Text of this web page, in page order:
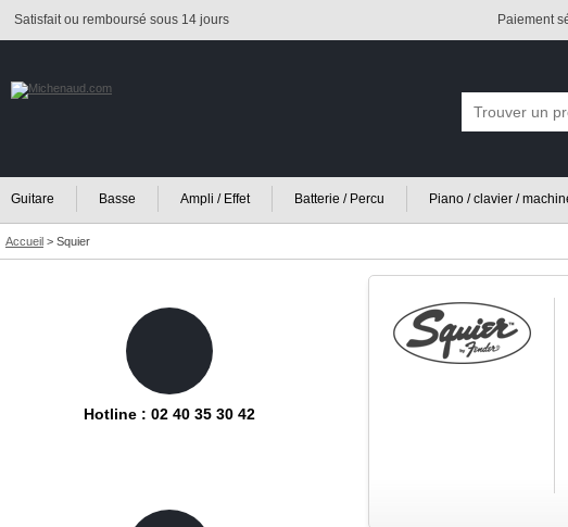
Satisfait ou remboursé sous 14 jours Paiement
Guitare Basse Ampli / Effet Batterie / Percu Piano / clavier /
Accueil > Squier
Hotline : 02 40 35 30 42